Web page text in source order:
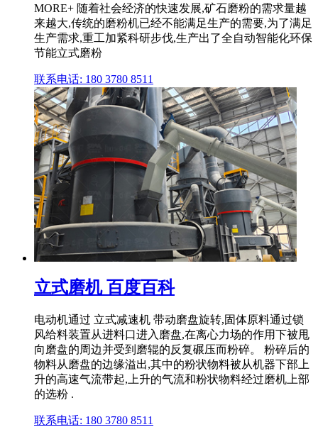
MORE+ 随着社会经济的快速发展,矿石磨粉的需求量越
来越大,传统的磨粉机已经不能满足生产的需要,为了满足
生产需求,重工加紧科研步伐,生产出了全自动智能化环保
节能立式磨粉
联系电话: 180 3780 8511
立式磨机 百度百科
电动机通过 立式减速机 带动磨盘旋转,固体原料通过锁
风给料装置从进料口进入磨盘,在离心力场的作用下被甩
向磨盘的周边并受到磨辊的反复碾压而粉碎。 粉碎后的
物料从磨盘的边缘溢出,其中的粉状物料被从机器下部上
升的高速气流带起,上升的气流和粉状物料经过磨机上部
的选粉 .
联系电话: 180 3780 8511